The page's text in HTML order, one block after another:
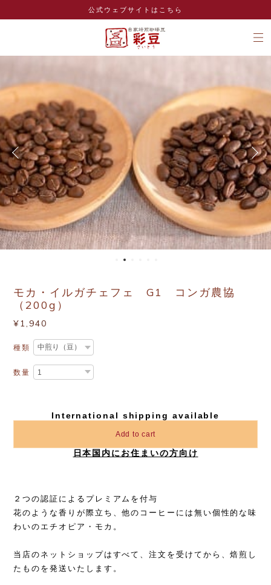
公式ウェブサイトはこちら
モカ・イルガチェフェ G1 コンガ農協
（200g）
¥1,940
種類
数量
International shipping available
Add to cart
日本国内にお住まいの方向け
２つの認証によるプレミアムを付与
花のような香りが際立ち、他のコーヒーには無い個性的な味
わいのエチオピア・モカ。
当店のネットショップはすべて、注文を受けてから、焙煎し
たものを発送いたします。